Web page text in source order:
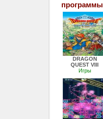
программы
DRAGON
QUEST VIII
Игры